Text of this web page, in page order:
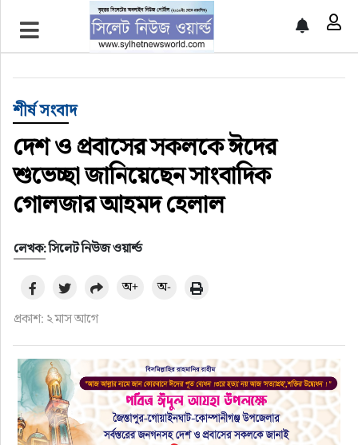
প্রচ্ছদ
সিলেট সংবাদ
জাতীয়
গণমাধ্যম
সারাদেশ
রাজনীতি
এক্সক্লুসিভ
শীর্ষ সংবাদ
দেশ ও প্রবাসের সকলকে ঈদের
শুভেচ্ছা জানিয়েছেন সাংবাদিক
গোলজার আহমদ হেলাল
লেখক: সিলেট নিউজ ওয়ার্ল্ড
প্রকাশ: ২ মাস আগে
অ+ অ-